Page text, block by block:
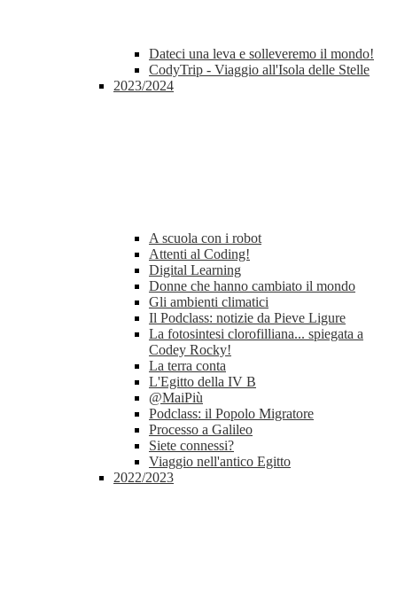
Dateci una leva e solleveremo il mondo!
CodyTrip - Viaggio all'Isola delle Stelle
2023/2024
A scuola con i robot
Attenti al Coding!
Digital Learning
Donne che hanno cambiato il mondo
Gli ambienti climatici
Il Podclass: notizie da Pieve Ligure
La fotosintesi clorofilliana... spiegata a
Codey Rocky!
La terra conta
L'Egitto della IV B
@MaiPiù
Podclass: il Popolo Migratore
Processo a Galileo
Siete connessi?
Viaggio nell'antico Egitto
2022/2023